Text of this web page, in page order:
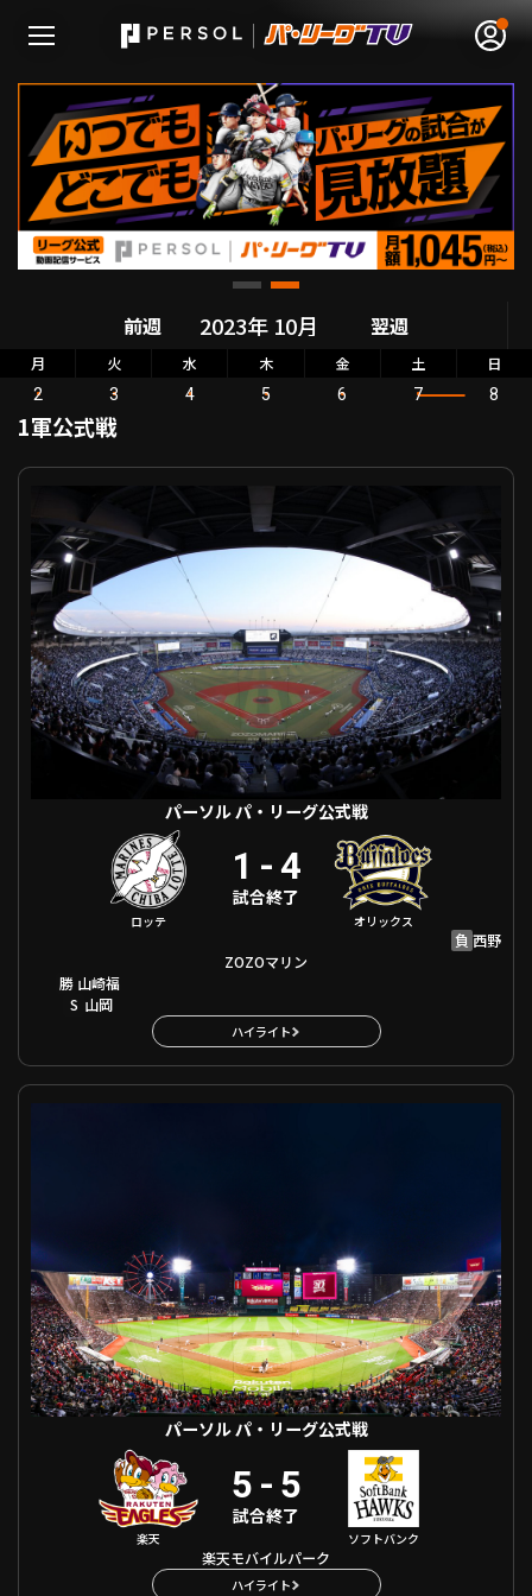
無料アカウント登録 ログイン
HOME
日程･結果
順位表･成績
1軍公式戦
ファーム東地区
ファーム中地区
ファーム西地区
交流戦
選手名鑑
選手名鑑トップ
北海道日本ハムファイターズ
東北楽天ゴールデンイーグルス
埼玉西武ライオンズ
千葉ロッテマリーンズ
オリックス・バファローズ
福岡ソフトバンクホークス
ニュース
設定
特定商取引法の表示 アルバイト募集 （別ウィンドウで開く
動画を検索（選手・チーム・プレー内容…）
前週 翌週
月 火 水 木 金 土 日
2 3 4 5 6 7 8
1軍公式戦
パーソル パ・リーグ公式戦 千葉ロッテ VS オリックス
パーソル パ・リーグ公式戦
ロッテ
1 -4
試合終了
オリックス
負 西野
ZOZOマリン
勝 山崎福
S 山岡
ハイライト
パーソル パ・リーグ公式戦 東北楽天 VS 福岡ソフトバンク
パーソル パ・リーグ公式戦
楽天
5 - 5
試合終了
ソフトバンク
楽天モバイルパーク
ハイライト